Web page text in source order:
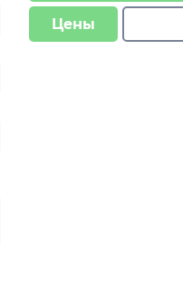
Цены